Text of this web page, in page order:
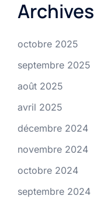
Archives
octobre 2025
septembre 2025
août 2025
avril 2025
décembre 2024
novembre 2024
octobre 2024
septembre 2024